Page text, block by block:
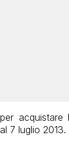
acquistare
7 luglio 2013.